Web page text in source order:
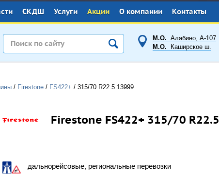
СКДШ Услуги Акции О компании Контакты
М.О. Алабино, А-107
М.О. Каширское ш.
/ Firestone / FS422+ / 315/70 R22.5 13999
Firestone FS422+ 315/70 R22.5
дальнорейсовые, региональные перевозки